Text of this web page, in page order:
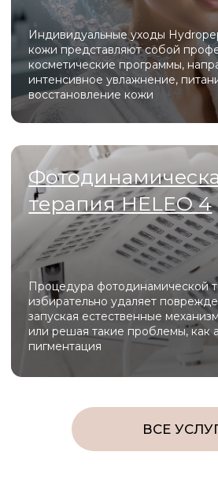
Melsytech для лазерной эпиляции обеспечивает
быстрое и малоболезненное удаление
Beautylizer сочетает в себе ультразвуковую
чистку, фонофорез и микротоковую терапию,
обеспечивая глубокое очищение, лифтинг и
насыщение кожи активными компонентами без
боли и реабилитации.
Beautylizer
Heleo Pro LED — это профессиональная
светодиодная матрица с 4 спектрами излучения,
пигментации, стимулируя регенерацию кожи на
клеточном уровне.